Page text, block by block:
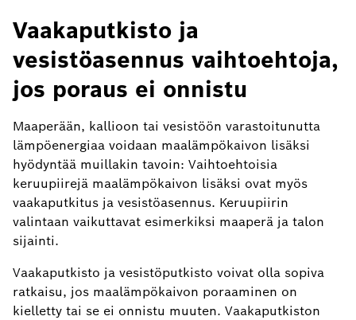
Vaakaputkisto ja
vesistöasennus vaihtoehtoja,
jos poraus ei onnistu
Maaperään, kallioon tai vesistöön varastoitunutta
lämpöenergiaa voidaan maalämpökaivon lisäksi
hyödyntää muillakin tavoin: Vaihtoehtoisia
keruupiirejä maalämpökaivon lisäksi ovat myös
vaakaputkitus ja vesistöasennus. Keruupiirin
valintaan vaikuttavat esimerkiksi maaperä ja talon
sijainti.
Vaakaputkisto ja vesistöputkisto voivat olla sopiva
ratkaisu, jos maalämpökaivon poraaminen on
kielletty tai se ei onnistu muuten. Vaakaputkiston